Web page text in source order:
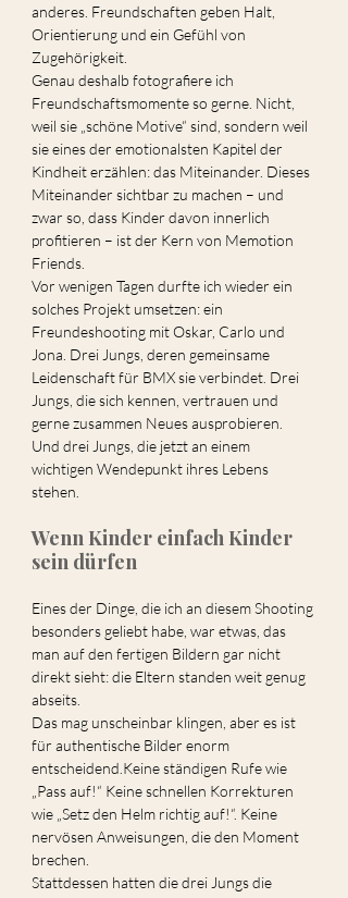
anderes. Freundschaften geben Halt,
Orientierung und ein Gefühl von
Zugehörigkeit.
Genau deshalb fotografiere ich
Freundschaftsmomente so gerne. Nicht,
weil sie „schöne Motive“ sind, sondern weil
sie eines der emotionalsten Kapitel der
Kindheit erzählen: das Miteinander. Dieses
Miteinander sichtbar zu machen – und
zwar so, dass Kinder davon innerlich
profitieren – ist der Kern von Memotion
Friends.
Vor wenigen Tagen durfte ich wieder ein
solches Projekt umsetzen: ein
Freundeshooting mit Oskar, Carlo und
Jona. Drei Jungs, deren gemeinsame
Leidenschaft für BMX sie verbindet. Drei
Jungs, die sich kennen, vertrauen und
gerne zusammen Neues ausprobieren.
Und drei Jungs, die jetzt an einem
wichtigen Wendepunkt ihres Lebens
stehen.
Wenn Kinder einfach Kinder
sein dürfen
Eines der Dinge, die ich an diesem Shooting
besonders geliebt habe, war etwas, das
man auf den fertigen Bildern gar nicht
direkt sieht: die Eltern standen weit genug
abseits.
Das mag unscheinbar klingen, aber es ist
für authentische Bilder enorm
entscheidend.Keine ständigen Rufe wie
„Pass auf!“ Keine schnellen Korrekturen
wie „Setz den Helm richtig auf!“. Keine
nervösen Anweisungen, die den Moment
brechen.
Stattdessen hatten die drei Jungs die